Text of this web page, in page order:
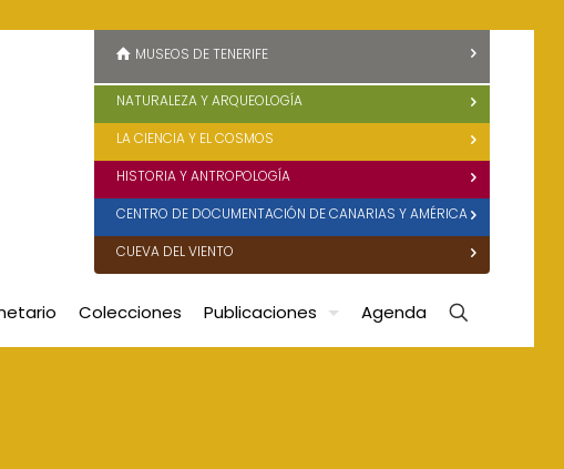
Colecciones Publicaciones Agenda
MUSEOS DE TENERIFE
NATURALEZA Y ARQUEOLOGÍA
LA CIENCIA Y EL COSMOS
HISTORIA Y ANTROPOLOGÍA
CENTRO DE DOCUMENTACIÓN DE CANARIAS Y AMÉRICA
CUEVA DEL VIENTO